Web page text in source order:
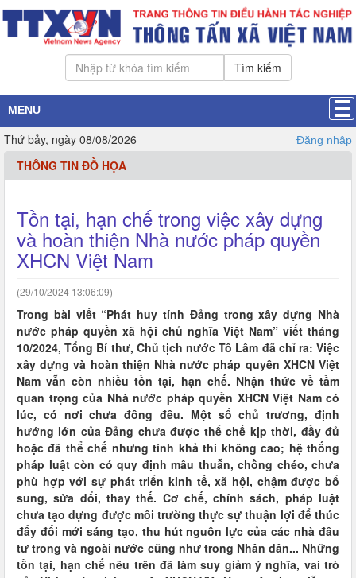
Tìm kiếm
MENU
Thứ bảy, ngày 08/08/2026 Đăng nhập
THÔNG TIN ĐỒ HỌA
Tồn tại, hạn chế trong việc xây dựng
và hoàn thiện Nhà nước pháp quyền
XHCN Việt Nam
(29/10/2024 13:06:09)
Trong bài viết “Phát huy tính Đảng trong xây dựng Nhà
nước pháp quyền xã hội chủ nghĩa Việt Nam” viết tháng
10/2024, Tổng Bí thư, Chủ tịch nước Tô Lâm đã chỉ ra: Việc
xây dựng và hoàn thiện Nhà nước pháp quyền XHCN Việt
Nam vẫn còn nhiều tồn tại, hạn chế. Nhận thức về tầm
quan trọng của Nhà nước pháp quyền XHCN Việt Nam có
lúc, có nơi chưa đồng đều. Một số chủ trương, định
hướng lớn của Đảng chưa được thể chế kịp thời, đầy đủ
hoặc đã thể chế nhưng tính khả thi không cao; hệ thống
pháp luật còn có quy định mâu thuẫn, chồng chéo, chưa
phù hợp với sự phát triển kinh tế, xã hội, chậm được bổ
sung, sửa đổi, thay thế. Cơ chế, chính sách, pháp luật
chưa tạo dựng được môi trường thực sự thuận lợi để thúc
đẩy đổi mới sáng tạo, thu hút nguồn lực của các nhà đầu
tư trong và ngoài nước cũng như trong Nhân dân... Những
tồn tại, hạn chế nêu trên đã làm suy giảm ý nghĩa, vai trò